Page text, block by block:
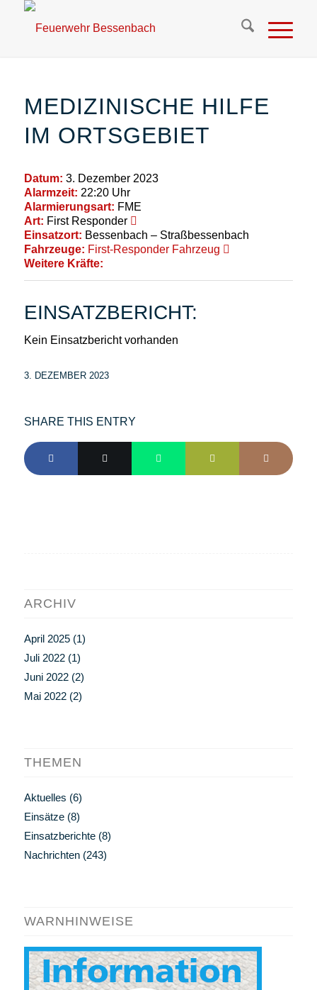
MEDIZINISCHE HILFE
IM ORTSGEBIET
Datum: 3. Dezember 2023
Alarmzeit: 22:20 Uhr
Alarmierungsart: FME
Art: First Responder
Einsatzort: Bessenbach – Straßbessenbach
Fahrzeuge: First-Responder Fahrzeug
Weitere Kräfte:
EINSATZBERICHT:
Kein Einsatzbericht vorhanden
3. DEZEMBER 2023
SHARE THIS ENTRY
ARCHIV
April 2025(1)
Juli 2022(1)
Juni 2022(2)
Mai 2022(2)
THEMEN
Aktuelles (6)
Einsätze(8)
Einsatzberichte(8)
Nachrichten(243)
WARNHINWEISE